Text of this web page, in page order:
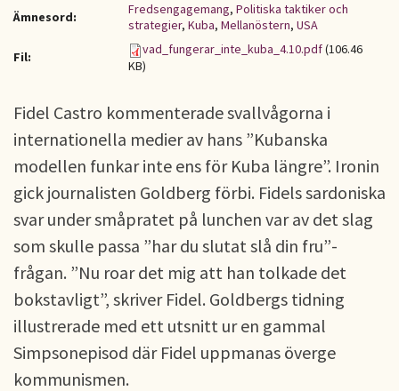
Ämnesord:
Fredsengagemang, Politiska taktiker och
strategier, Kuba, Mellanöstern, USA
Fil:
vad_fungerar_inte_kuba_4.10.pdf(106.46
KB)
Fidel Castro kommenterade svallvågorna i
internationella medier av hans ”Kubanska
modellen funkar inte ens för Kuba längre”. Ironin
gick journalisten Goldberg förbi. Fidels sardoniska
svar under småpratet på lunchen var av det slag
som skulle passa ”har du slutat slå din fru”-
frågan. ”Nu roar det mig att han tolkade det
bokstavligt”, skriver Fidel. Goldbergs tidning
illustrerade med ett utsnitt ur en gammal
Simpsonepisod där Fidel uppmanas överge
kommunismen.